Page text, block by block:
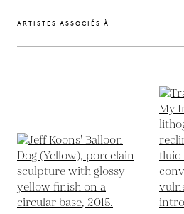
ARTISTES ASSOCIÉS À